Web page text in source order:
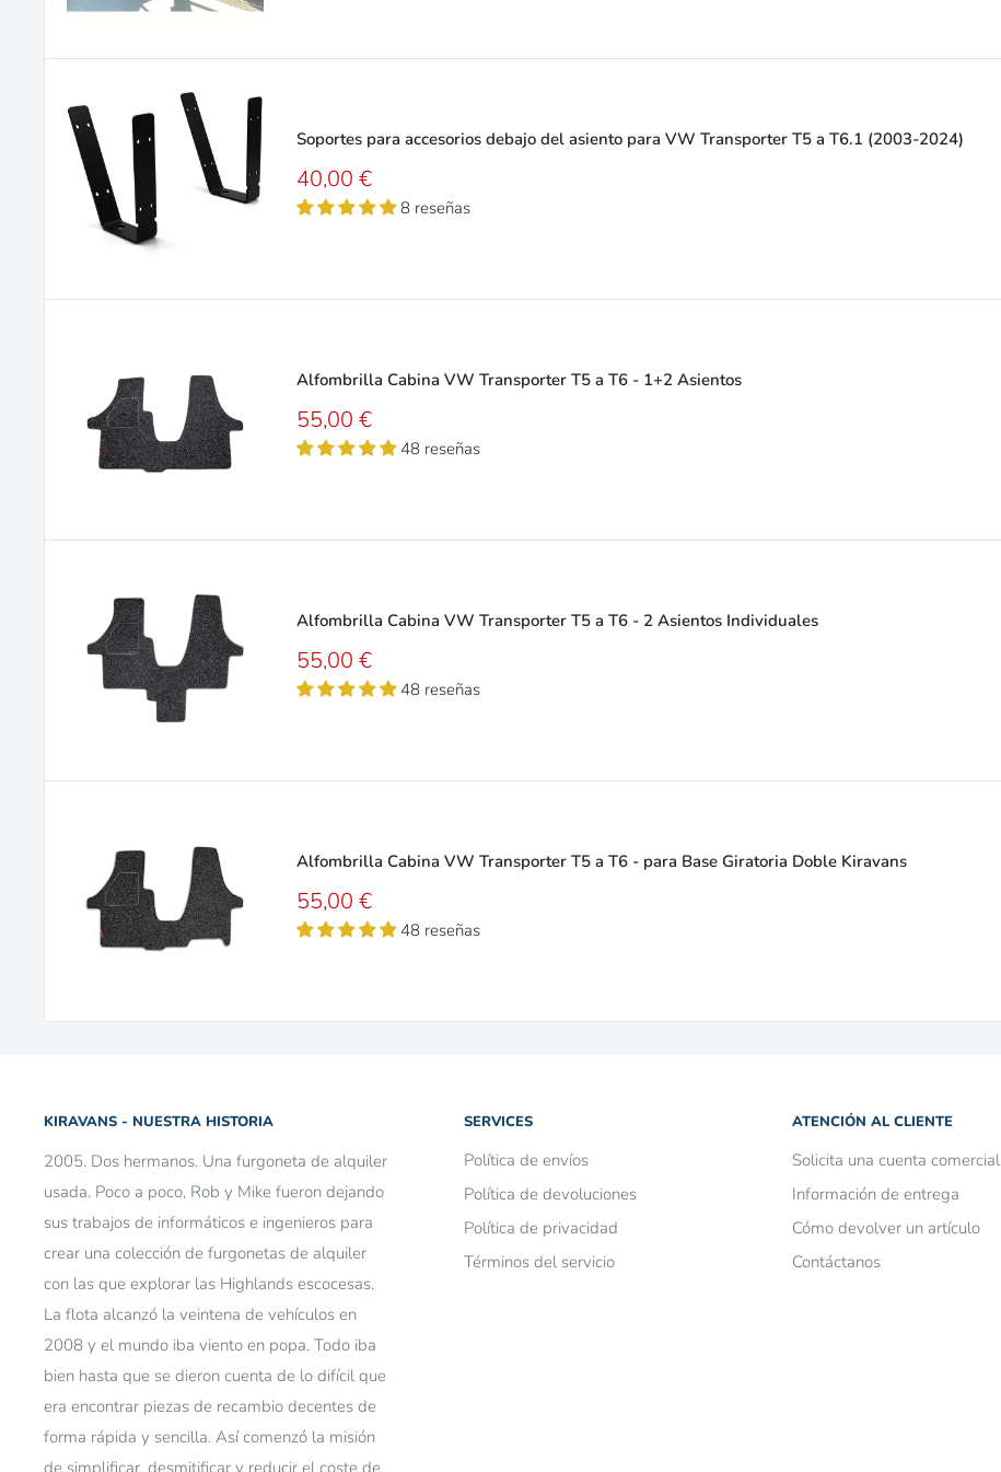
Soportes para accesorios debajo del asiento para VW Transporter T5 a T6.1 (2003-2024)
Precio
de
venta
40,00 €
8 reseñas
Alfombrilla Cabina VW Transporter T5 a T6 - 1+2 Asientos
Precio
de
venta
55,00 €
48 reseñas
Alfombrilla Cabina VW Transporter T5 a T6 - 2 Asientos Individuales
Precio
de
venta
55,00 €
48 reseñas
Alfombrilla Cabina VW Transporter T5 a T6 - para Base Giratoria Doble Kiravans
Precio
de
venta
55,00 €
48 reseñas
KIRAVANS - NUESTRA HISTORIA
2005. Dos hermanos. Una furgoneta de alquiler
usada. Poco a poco, Rob y Mike fueron dejando
sus trabajos de informáticos e ingenieros para
crear una colección de furgonetas de alquiler
con las que explorar las Highlands escocesas.
La flota alcanzó la veintena de vehículos en
2008 y el mundo iba viento en popa. Todo iba
bien hasta que se dieron cuenta de lo difícil que
era encontrar piezas de recambio decentes de
forma rápida y sencilla. Así comenzó la misión
SERVICES
Política de envíos
Política de devoluciones
Política de privacidad
Términos del servicio
ATENCIÓN AL CLIENTE
Solicita una cuenta comercial
Información de entrega
Cómo devolver un artículo
Contáctanos